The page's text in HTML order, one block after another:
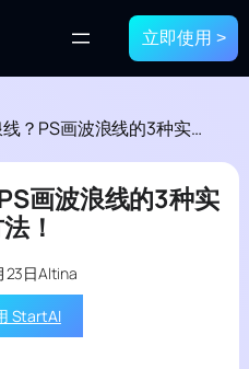
立即使用 >
PS画波浪线的3种实用方法！
画波浪线的3种实
！
23日Altina
StartAI